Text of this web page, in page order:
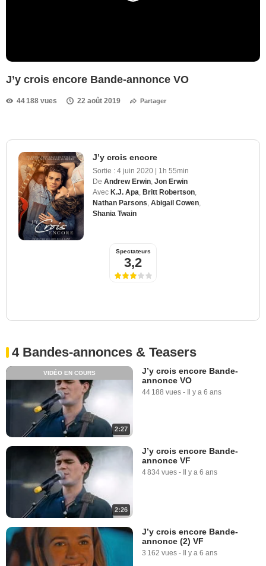
J’y crois encore Bande-annonce VO
44 188 vues 22 août 2019 Partager
J’y crois encore
Sortie : 4 juin 2020 | 1h 55min
De Andrew Erwin Jon Erwin
Avec K.J. Apa Britt Robertson
Nathan Parsons Abigail Cowen
Shania Twain
Spectateurs
3,2
4 Bandes-annonces & Teasers
2:27
VIDÉO EN COURS
J’y crois encore Bande-
annonce VO
44 188 vues - Il y a 6 ans
2:26
J’y crois encore Bande-
annonce VF
4 834 vues - Il y a 6 ans
J’y crois encore Bande-
annonce (2) VF
3 162 vues - Il y a 6 ans